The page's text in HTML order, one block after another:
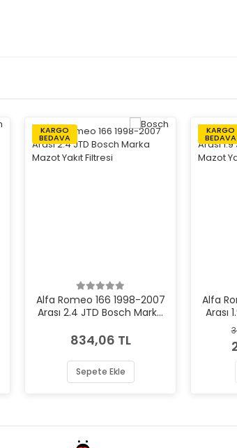
KARGO
BEDAVA
Alfa Romeo 166 1998-2007
Arası 2.4 JTD Bosch Marka
834,06 TL
Sepete Ekle
KARGO
BEDAVA
Alfa
Arası